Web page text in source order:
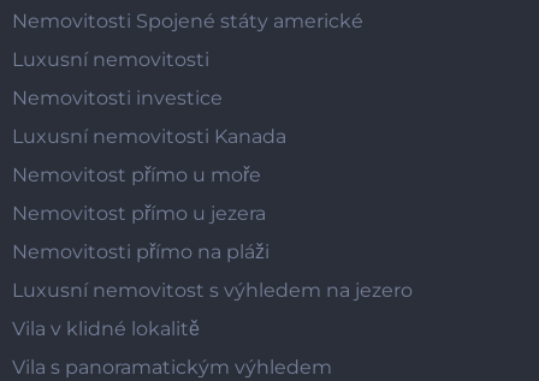
Nemovitosti Spojené státy americké
Luxusní nemovitosti
Nemovitosti investice
Luxusní nemovitosti Kanada
Nemovitost přímo u moře
Nemovitost přímo u jezera
Nemovitosti přímo na pláži
Luxusní nemovitost s výhledem na jezero
Vila v klidné lokalitě
Vila s panoramatickým výhledem